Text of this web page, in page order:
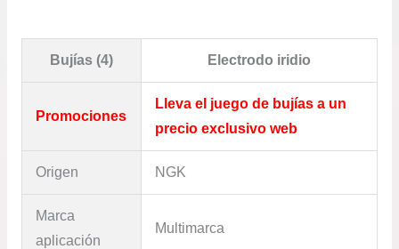
Bujías (4) Electrodo iridio
Promociones
Lleva el juego de bujías a un
precio exclusivo web
Origen NGK
Marca
aplicación
Multimarca